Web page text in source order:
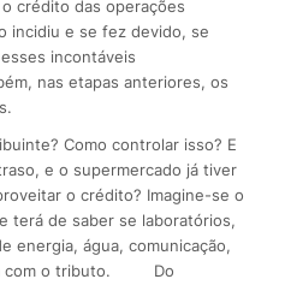
crédito das operações
incidiu e se fez devido, se
incontáveis
nas etapas anteriores, os
Como controlar isso? E
e o supermercado já tiver
o crédito? Imagine-se o
terá de saber se laboratórios,
energia, água, comunicação,
com o tributo.
Do